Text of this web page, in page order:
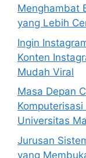
Menghambat
yang Lebih
Ingin
Konten
Mudah Viral
Masa Depan
Universitas
Jurusan
yang